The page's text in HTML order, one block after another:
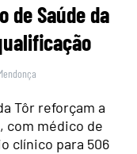
de Saúde da
Tôr reforçam a
com médico de
clínico para 506